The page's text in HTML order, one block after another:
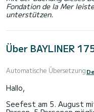
Fondation de la Mer
unterstützen.
Über BAYLINER
Automatische Übersetzung
Hallo,
Seefest am 5. August